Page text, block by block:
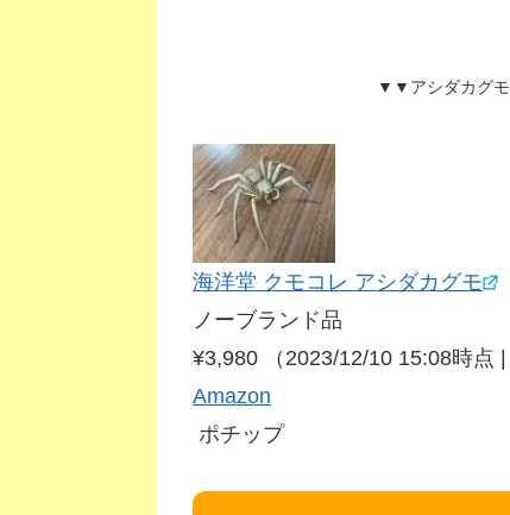
▼▼アシダカグ
海洋堂 クモコレ アシダカグモ
ノーブランド品
¥3,980
（2023/12/10 15:08時点
Amazon
ポチップ